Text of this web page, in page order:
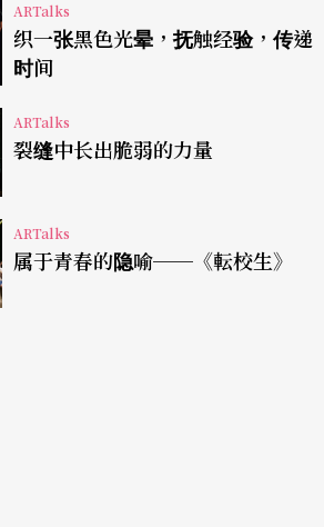
，最终下定决心带著甫出世的小千
国从事情报工作的父亲杨定国（曾
（钟得凡饰）送去给由克钦族捡回
下三胞胎的丹玛一句：「是你欠我
定国以当地居民赖以为生的罂粟
。
访问中提及：「父辈那边『说时
眼中看到的生存故事
ARTalks
织一张黑色光晕，抚触经验，传递
时间
ARTalks
裂缝中长出脆弱的力量
ARTalks
属于青春的隐喻──《転校生》